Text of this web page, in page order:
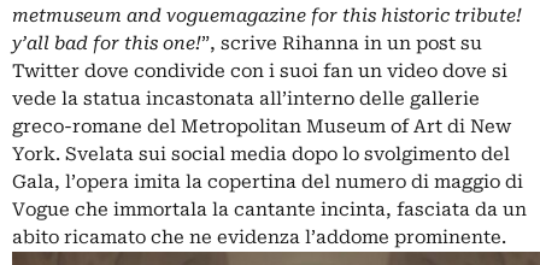
metmuseum and voguemagazine for this historic tribute!
y’all bad for this one!”, scrive Rihanna in un post su
Twitter dove condivide con i suoi fan un video dove si
vede la statua incastonata all’interno delle gallerie
greco-romane del Metropolitan Museum of Art di New
York. Svelata sui social media dopo lo svolgimento del
Gala, l’opera imita la copertina del numero di maggio di
Vogue che immortala la cantante incinta, fasciata da un
abito ricamato che ne evidenza l’addome prominente.